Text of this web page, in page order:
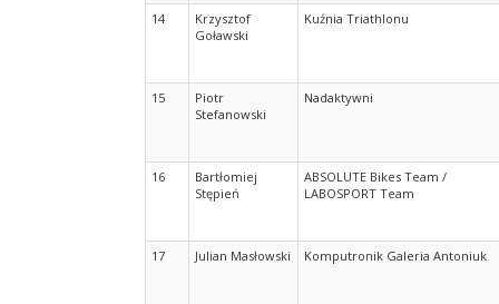
14
Krzysztof
Goławski
Kuźnia Triathlonu
15
Piotr
Stefanowski
Nadaktywni
16
Bartłomiej
Stępień
ABSOLUTE Bikes Team /
LABOSPORT Team
17 Julian Masłowski Komputronik Galeria Antoniuk